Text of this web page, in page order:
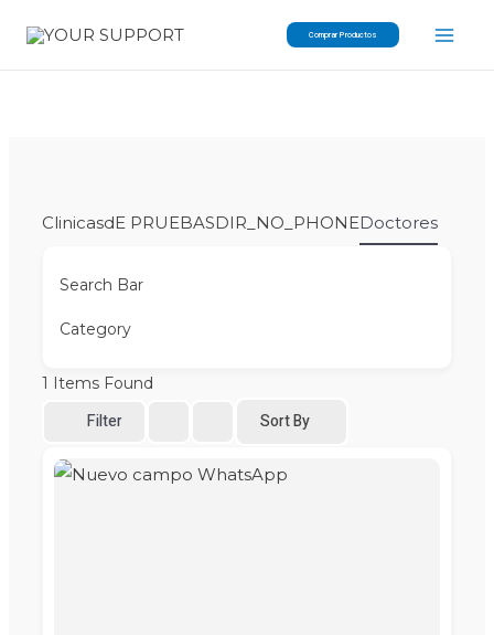
Comprar Productos
ClinicasdE PRUEBASDIR_NO_PHONEDoctores
Search Bar
Category
1 Items Found
Filter Sort By